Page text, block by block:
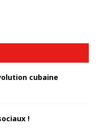
cubaine
!